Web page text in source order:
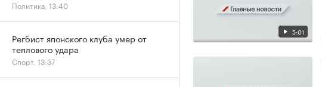
5:01
Политика, 13:40
Регбист японского клуба умер от
теплового удара
Спорт, 13:37